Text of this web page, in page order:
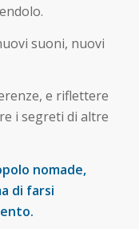
suoni, nuovi
e riflettere
i segreti di altre
nomade,
di farsi